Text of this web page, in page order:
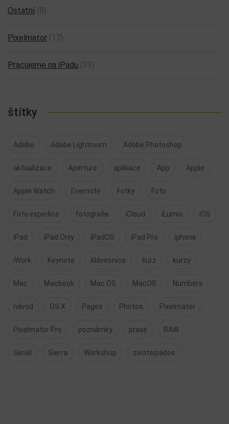
Ostatní (8)
Pixelmator (17)
Pracujeme na iPadu (33)
štítky
Adobe Adobe Lightroom Adobe Photoshop
aktualizace Aperture aplikace App Apple
Apple Watch Evernote Fotky Foto
Foto expedice fotografie iCloud iLumio iOS
iPad iPad Only iPadOS iPad Pro iphone
iWork Keynote klávesnice kurz kurzy
Mac Macbook Mac OS MacOS Numbers
návod OS X Pages Photos Pixelmator
Pixelmator Pro poznámky praxe RAW
Seriál Sierra Workshop zivotsipados